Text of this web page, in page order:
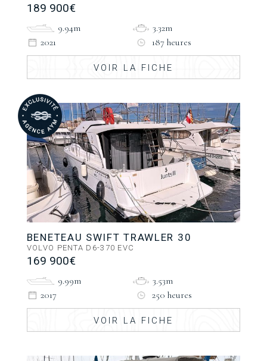
189 900€
9.94m
3.32m
2021
187 heures
VOIR LA FICHE
BENETEAU SWIFT TRAWLER 30
VOLVO PENTA D6-370 EVC
169 900€
9.99m
3.53m
2017
250 heures
VOIR LA FICHE